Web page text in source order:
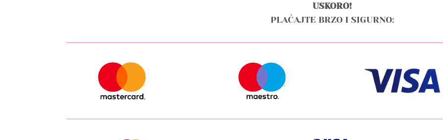
USKORO!
PLAĆAJTE BRZO I SIGURNO: